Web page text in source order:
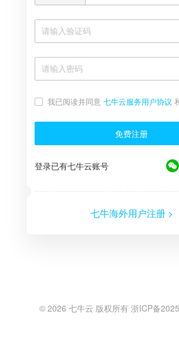
我已阅读并同意 七牛云服务用户协议
免费注册
登录已有七牛云账号
七牛海外用户注册 >
© 2026 七牛云 版权所有 浙ICP备